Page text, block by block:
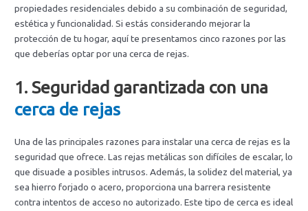
propiedades residenciales debido a su combinación de seguridad,
estética y funcionalidad. Si estás considerando mejorar la
protección de tu hogar, aquí te presentamos cinco razones por las
que deberías optar por una cerca de rejas.
1.Seguridad garantizada con una
cerca de rejas
Una de las principales razones para instalar una cerca de rejas es la
seguridad que ofrece. Las rejas metálicas son difíciles de escalar, lo
que disuade a posibles intrusos. Además, la solidez del material, ya
sea hierro forjado o acero, proporciona una barrera resistente
contra intentos de acceso no autorizado. Este tipo de cerca es ideal